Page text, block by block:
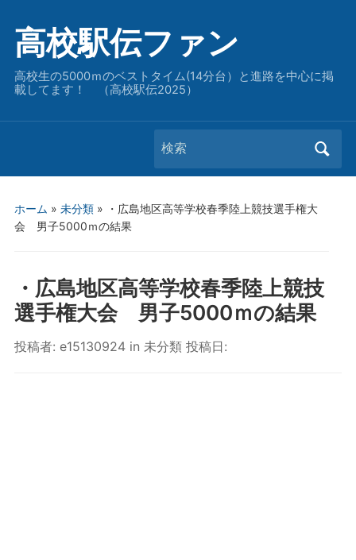
高校駅伝ファン
高校生の5000ｍのベストタイム(14分台）と進路を中心に掲
載してます！ （高校駅伝2025）
Search
for:
ホーム » 未分類»
・広島地区高等学校春季陸上競技選手権大
会 男子5000ｍの結果
・広島地区高等学校春季陸上競技
選手権大会 男子5000ｍの結果
投稿者: e15130924 in 未分類投稿日: